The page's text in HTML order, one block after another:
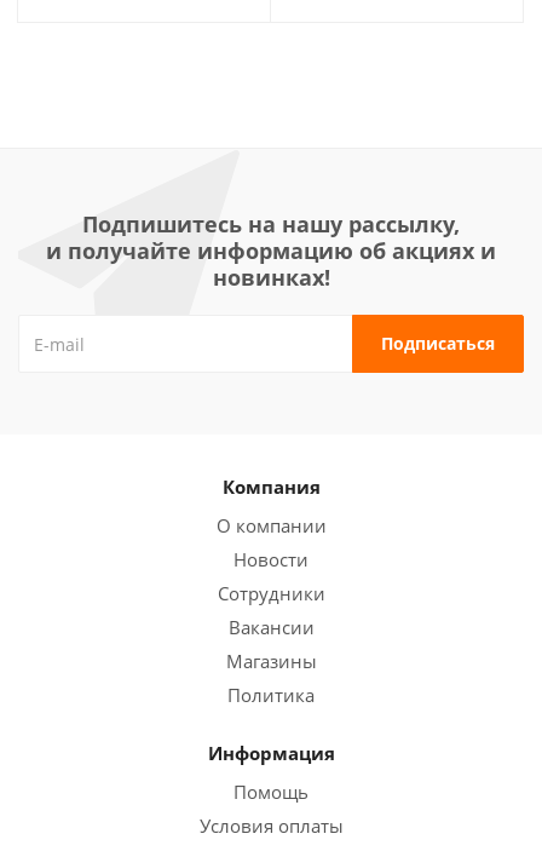
Подпишитесь на нашу рассылку,
и получайте информацию об акциях и
новинках!
Компания
О компании
Новости
Сотрудники
Вакансии
Магазины
Политика
Информация
Помощь
Условия оплаты